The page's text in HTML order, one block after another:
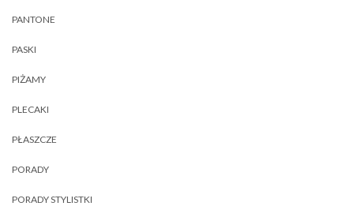
PANTONE
PASKI
PIŻAMY
PLECAKI
PŁASZCZE
PORADY
PORADY STYLISTKI